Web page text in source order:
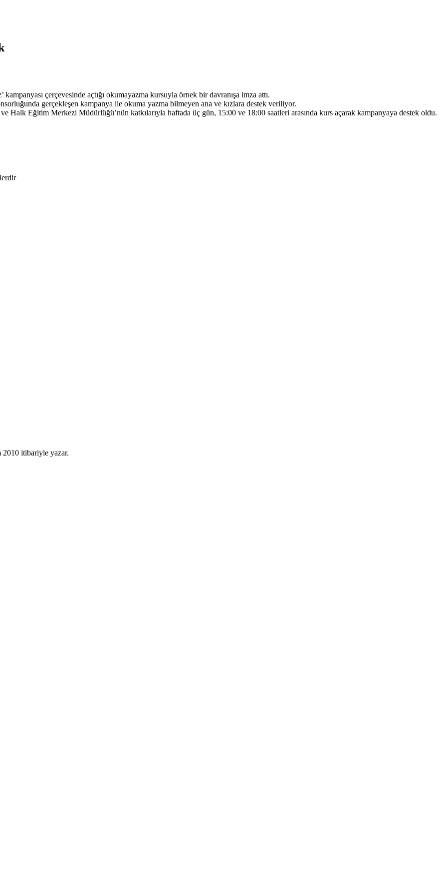
çerçevesinde açtığı okumayazma kursuyla örnek bir davranışa imza attı.
gerçekleşen kampanya ile okuma yazma bilmeyen ana ve kızlara destek veriliyor.
Eğitim Merkezi Müdürlüğü’nün katkılarıyla haftada üç gün, 15:00 ve 18:00 saatleri arasında kurs açarak kampanyaya destek oldu.
itibariyle yazar.